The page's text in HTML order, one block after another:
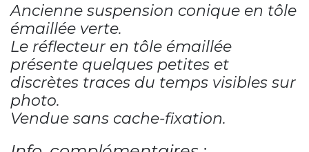
Ancienne suspension conique en tôle
émaillée verte.
Le réflecteur en tôle émaillée
présente quelques petites et
discrètes traces du temps visibles sur
photo.
Vendue sans cache-fixation.